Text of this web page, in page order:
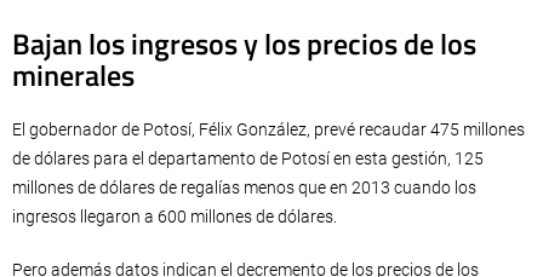
Bajan los ingresos y los precios de los
minerales
El gobernador de Potosí, Félix González, prevé recaudar 475 millones
de dólares para el departamento de Potosí en esta gestión, 125
millones de dólares de regalías menos que en 2013 cuando los
ingresos llegaron a 600 millones de dólares.
Pero además datos indican el decremento de los precios de los